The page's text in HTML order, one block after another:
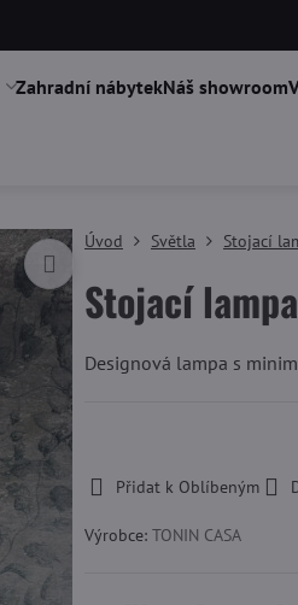
Zahradní nábytekNáš showroom
Úvod Světla Stojací
Stojací
Designová lampa s
Přidat k Oblíbeným
Výrobce: TONIN CASA